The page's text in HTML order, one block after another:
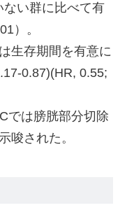
い群に比べて有
）。
生存期間を有意に
0.87)(HR, 0.55;
では膀胱部分切除
唆された。